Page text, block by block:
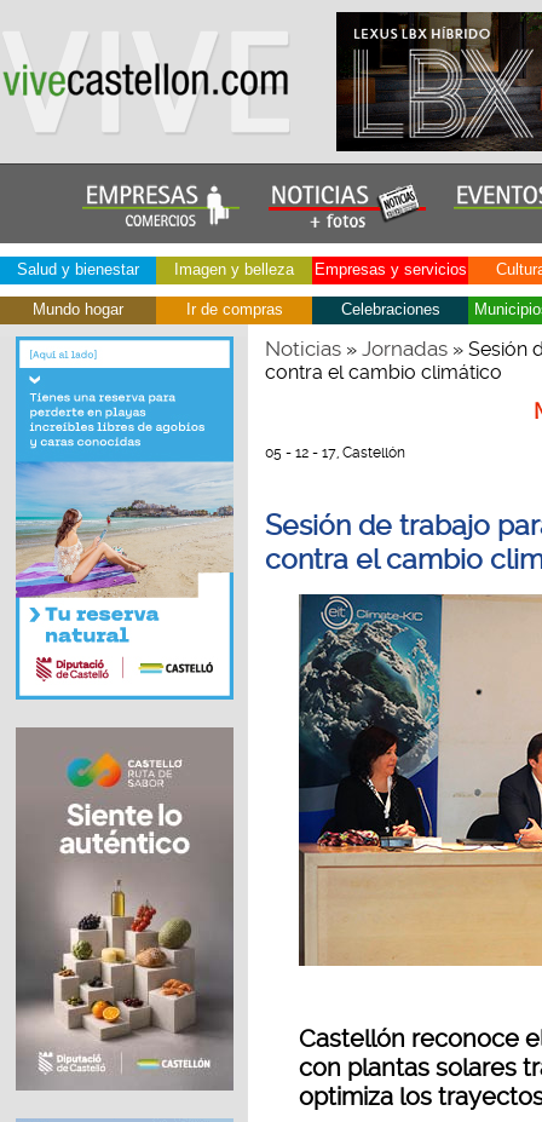
Salud y bienestar Imagen y belleza Empresas y servicios
Mundo hogar Ir de compras Celebraciones
Noticias» Jornadas» Sesión
contra el cambio climático
05 - 12 - 17, Castellón
Sesión de trabajo
contra el cambio
Castellón reconoce
con plantas solares
optimiza los